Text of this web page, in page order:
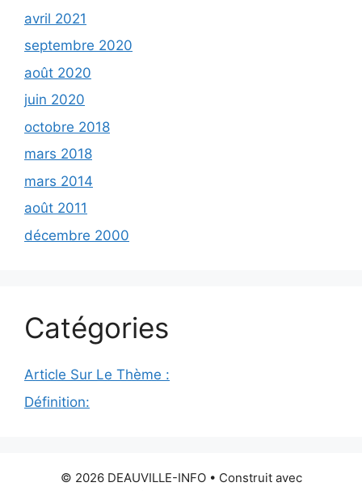
avril 2021
septembre 2020
août 2020
juin 2020
octobre 2018
mars 2018
mars 2014
août 2011
décembre 2000
Catégories
Article Sur Le Thème :
Définition:
© 2026 DEAUVILLE-INFO• Construit avec